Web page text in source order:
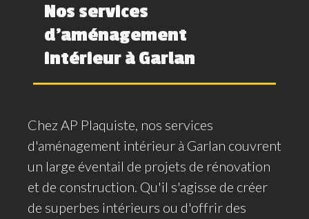
Nos services
d'aménagement
intérieur à Garlan
Chez AP Plaquiste, nos services
d'aménagement intérieur à Garlan couvrent
un large éventail de projets de rénovation
et de construction. Qu'il s'agisse de créer
de superbes intérieurs ou d'offrir des